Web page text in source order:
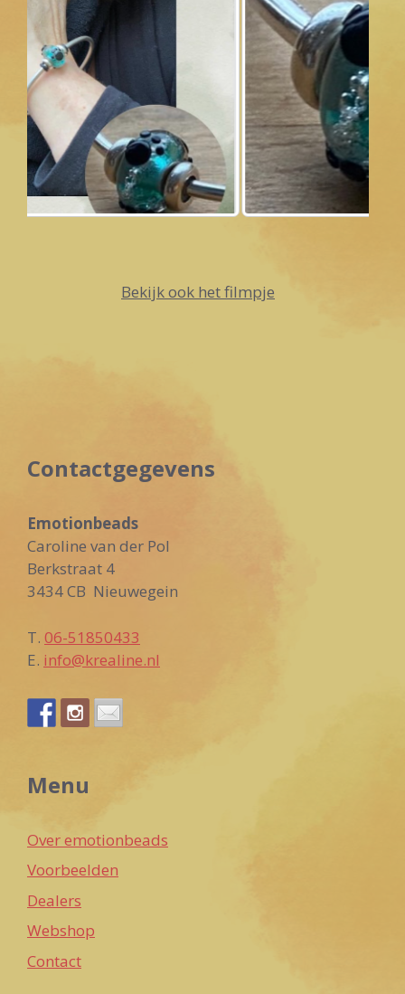
Bekijk ook het filmpje
Contactgegevens
Emotionbeads
Caroline van der Pol
Berkstraat 4
3434 CB Nieuwegein
T. 06-51850433
E. info@krealine.nl
Menu
Over emotionbeads
Voorbeelden
Dealers
Webshop
Contact